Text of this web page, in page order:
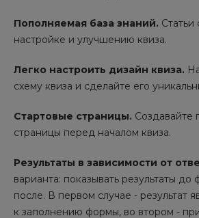
Пополняемая база знаний. Статьи
настройке и улучшению квиза.
Легко настроить дизайн квиза.
схему квиза и сделайте его
Стартовые страницы. Создавайте
страницы перед началом квиза.
Результаты в зависимости от
варианта: показывать результаты
после. В первом случае - результат
к заполнению формы, во втором -